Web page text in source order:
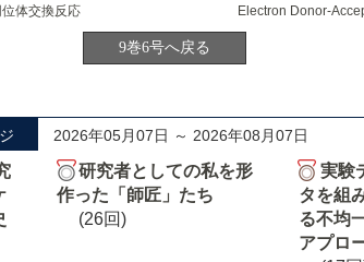
体交換反応
9巻6号へ戻る
2026年05月07日 ～ 2026年08月07日
研究者としての私を形
作った「師匠」たち
(26回)
実験
タを組
る不均
アプロ